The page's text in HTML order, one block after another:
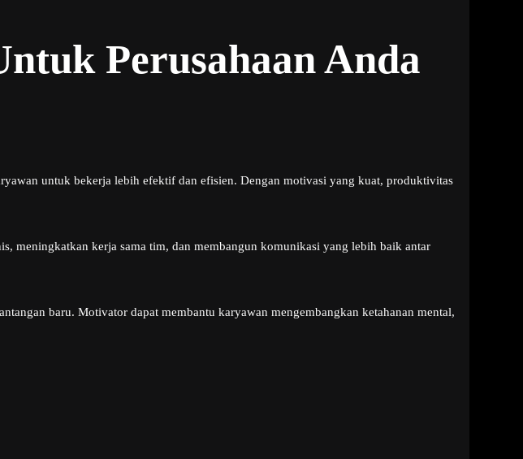
Perusahaan Anda
untuk bekerja lebih efektif dan efisien. Dengan motivasi yang kuat, produktivitas
meningkatkan kerja sama tim, dan membangun komunikasi yang lebih baik antar
baru. Motivator dapat membantu karyawan mengembangkan ketahanan mental,